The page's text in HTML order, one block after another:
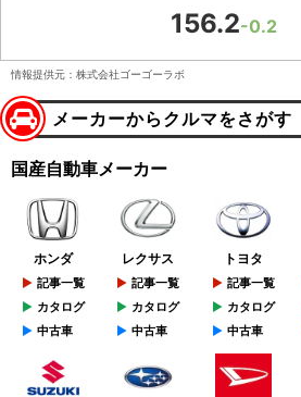
156.2-0.2
情報提供元：株式会社ゴーゴーラボ
メーカーからクルマをさがす
国産自動車メーカー
ホンダ
記事一覧
カタログ
中古車
レクサス
記事一覧
カタログ
中古車
トヨタ
記事一覧
カタログ
中古車